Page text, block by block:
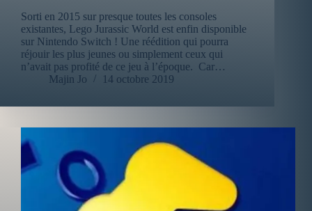
Sorti en 2015 sur presque toutes les consoles
existantes, Lego Jurassic World est enfin disponible
sur Nintendo Switch ! Une réédition qui pourra
réjouir les plus jeunes ou simplement ceux qui
n’avait pas profité de ce jeu à l’époque. Car…
Majin Jo
14 octobre 2019